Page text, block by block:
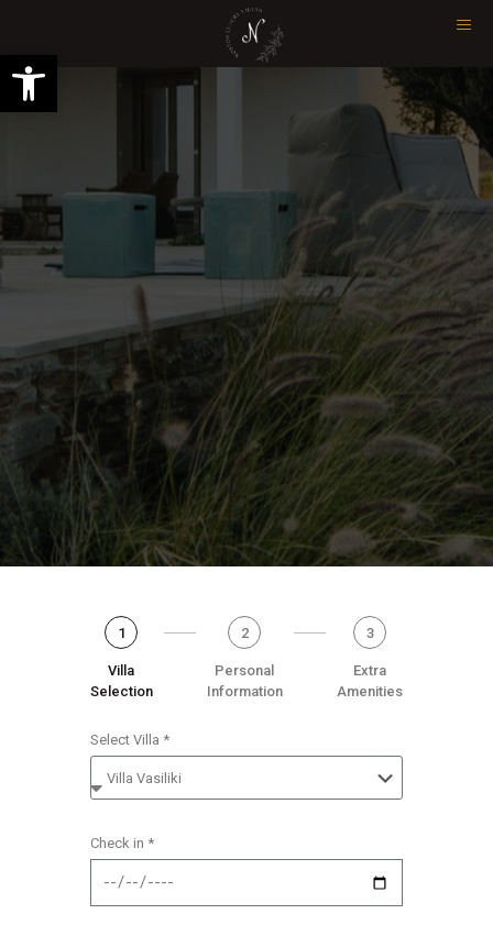
Ανοίξτε τη γραμμή εργαλείων
1
Villa
Selection
2
Personal
Information
3
Extra
Amenities
Select Villa *
Check in *